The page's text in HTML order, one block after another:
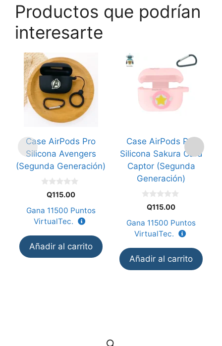
Productos que podrían
interesarte
Case AirPods Pro
Silicona Avengers
(Segunda Generación)
5
Q115.00
Gana 11500 Puntos
VirtualTec.
Añadir al carrito
Case AirPods Pro
Silicona Sakura Card
Captor (Segunda
Generación)
5
Q115.00
Gana 11500 Puntos
VirtualTec.
Añadir al carrito